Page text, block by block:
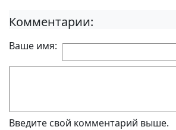
Комментарии:
Ваше имя:
Введите свой комментарий выше.